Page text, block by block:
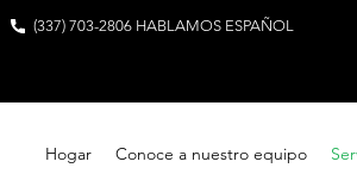
(337) 703-2806 HABLAMOS ESPAÑOL
Hogar Conoce a nuestro equipo